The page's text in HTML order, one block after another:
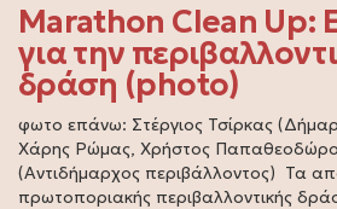
Marathon Clean Up:
για την
δράση (photo)
φωτο επάνω: Στέργιος Τσίρκας
Χάρης Ρώμας, Χρήστος
(Αντιδήμαρχος περιβάλλοντος) Τα
πρωτοποριακής περιβαλλοντικής